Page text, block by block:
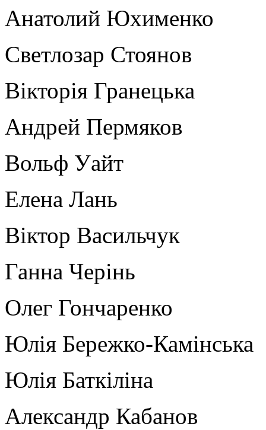
Анатолий Юхименко
Светлозар Стоянов
Вікторія Гранецька
Андрей Пермяков
Вольф Уайт
Елена Лань
Віктор Васильчук
Ганна Черінь
Олег Гончаренко
Юлія Бережко-Камінська
Юлія Баткіліна
Александр Кабанов